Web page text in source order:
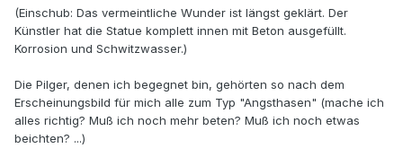
(Einschub: Das vermeintliche Wunder ist längst geklärt. Der
Künstler hat die Statue komplett innen mit Beton ausgefüllt.
Korrosion und Schwitzwasser.)
Die Pilger, denen ich begegnet bin, gehörten so nach dem
Erscheinungsbild für mich alle zum Typ "Angsthasen" (mache ich
alles richtig? Muß ich noch mehr beten? Muß ich noch etwas
beichten? ...)